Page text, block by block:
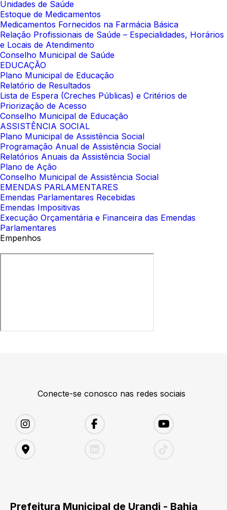
Unidades de Saúde
Estoque de Medicamentos
Medicamentos Fornecidos na Farmácia Básica
Relação Profissionais de Saúde – Especialidades, Horários
e Locais de Atendimento
Conselho Municipal de Saúde
EDUCAÇÃO
Plano Municipal de Educação
Relatório de Resultados
Lista de Espera (Creches Públicas) e Critérios de
Priorização de Acesso
Conselho Municipal de Educação
ASSISTÊNCIA SOCIAL
Plano Municipal de Assistência Social
Programação Anual de Assistência Social
Relatórios Anuais da Assistência Social
Plano de Ação
Conselho Municipal de Assistência Social
EMENDAS PARLAMENTARES
Emendas Parlamentares Recebidas
Emendas Impositivas
Execução Orçamentária e Financeira das Emendas
Parlamentares
Empenhos
Conecte-se conosco nas redes sociais
Prefeitura Municipal de Urandi - Bahia